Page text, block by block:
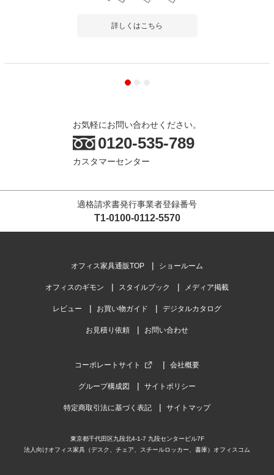
この棚はオフィスで雑多なものを置くために使用され、棚の高さ
すべてのお客様のコメント見る
【本体】スチールラック 収納棚 軽量 70kg
レビュー数1
ご購入者様
購入確認済み
作りがしっかりしており、非常に使い勝手が良いです。
4.7
詳しくはこちら
お気軽にお問い合わせください。
0120-535-789
カスタマーセンター
適格請求書発行事業者登録番号
T1-0100-0112-5570
オフィス家具通販TOP ショールーム
オフィスのギモン スタイルブック メディア掲載
レビュー お買い物ガイド デジタルカタログ
お見積り依頼 お問い合わせ
コーポレートサイト 会社概要
グループ構成図 サイトポリシー
特定商取引法に基づく表記 サイトマップ
東京都千代田区九段北4-1-7 九段センタービル7F
法人向けオフィス家具（デスク、チェア、スチールロッカー、書庫）オフィスコム